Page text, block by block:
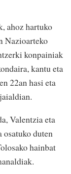
ahoz hartuko
Nazioarteko
konpainiak
kantu eta
22an hasi eta
Valentzia eta
duten
hainbat